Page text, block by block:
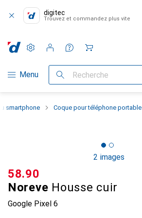
digitec
Trouvez et commandez plus vite
Navigation par catégorie
Menu Recherche
Paramètres
Compte client
Listes de comparaison
Listes d'envies
Panier
smartphone Coque pour téléphone portable
2 images
Noreve Housse cuir
Google Pixel 6
CHF
58.90